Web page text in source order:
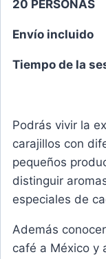
20 PERSONAS
Envío incluido
Tiempo de la
Podrás vivir la
carajillos con
pequeños
distinguir
especiales de
Además
café a México y